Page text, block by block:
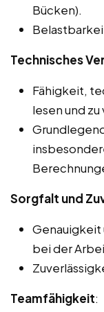
Bücken).
Technisches
Fähigkeit,
lesen und
Sorgfalt und
Genauigkeit
bei der
Teamfähigkeit: